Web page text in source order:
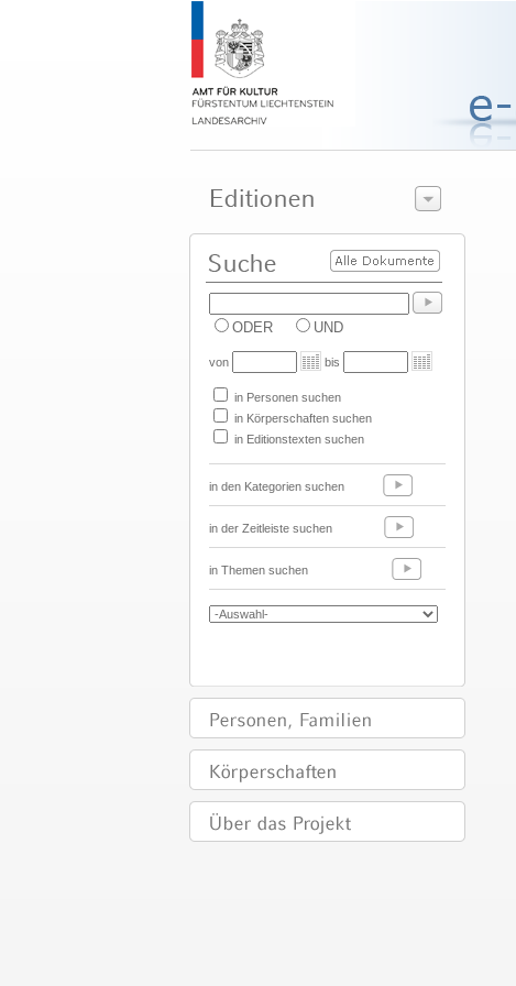
ODER UND
von bis
in Personen suchen
in Körperschaften suchen
in Editionstexten suchen
in den Kategorien suchen
in der Zeitleiste suchen
in Themen suchen